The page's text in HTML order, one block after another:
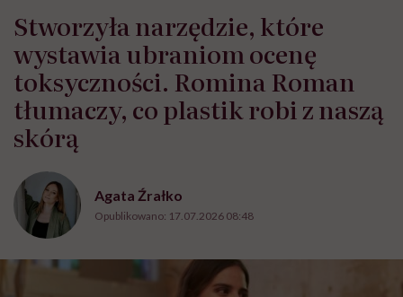
Stworzyła narzędzie, które
wystawia ubraniom ocenę
toksyczności. Romina Roman
tłumaczy, co plastik robi z naszą
skórą
Agata Źrałko
Opublikowano: 17.07.2026 08:48